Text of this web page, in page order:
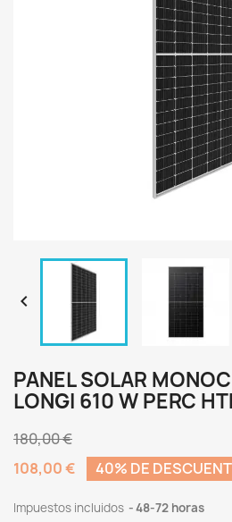

PANEL SOLAR
LONGI 610 W PERC
180,00 €
108,00 €
40% DE
Impuestos incluidos 48-72 horas